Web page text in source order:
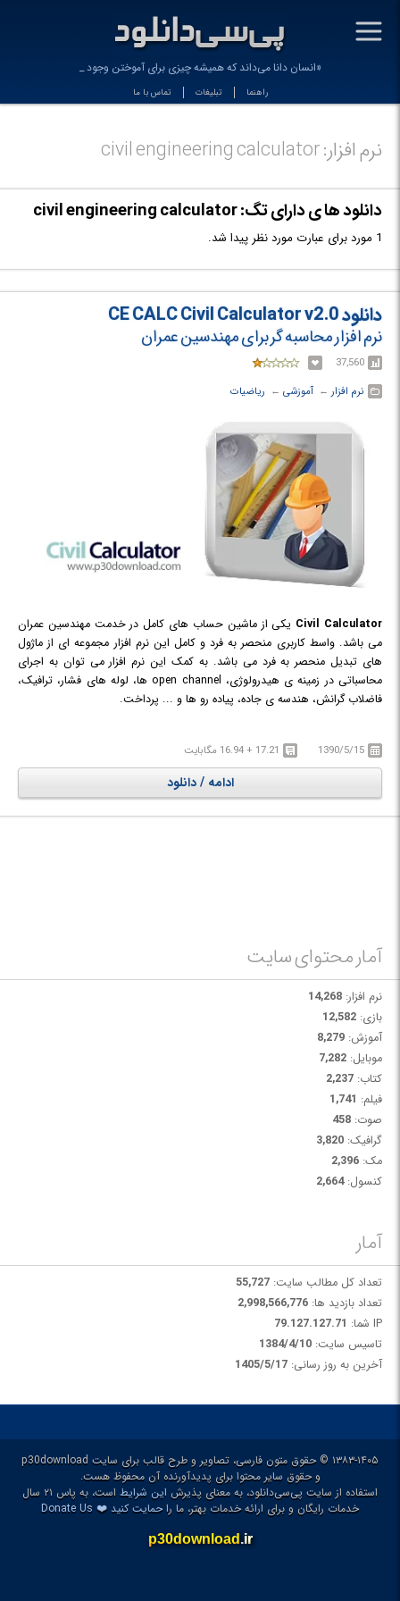
-
«انسان دانا می‌داند که همیشه چیزی برای آموختن وجود دا_
راهنما تبلیغات تماس با ما
نرم افزار: civil engineering calculator
دانلود ها ی دارای تگ: civil engineering calculator
1 مورد برای عبارت مورد نظر پیدا شد.
دانلود CE CALC Civil Calculator v2.0
نرم افزار محاسبه گر برای مهندسین عمران
37,560
نرم افزار ← ‏ آموزشی ← ‏ ریاضیات
Civil Calculator یکی از ماشین حساب های کامل در خدمت مهندسین عمران
می باشد. واسط کاربری منحصر به فرد و کامل این نرم افزار مجموعه ای از ماژول
های تبدیل منحصر به فرد می باشد. به کمک این نرم افزار می توان به اجرای
محاسباتی در زمینه ی هیدرولوژی، open channel ها، لوله های فشار، ترافیک،
فاضلاب گرانش، هندسه ی جاده، پیاده رو ها و ... پرداخت.
1390/5/15 17.21 + 16.94 مگابایت
ادامه / دانلود
آمار محتوای سایت
نرم افزار: 14,268
بازی: 12,582
آموزش: 8,279
موبایل: 7,282
کتاب: 2,237
فیلم: 1,741
صوت: 458
گرافیک: 3,820
مک: 2,396
کنسول:2,664
آمار
تعداد کل مطالب سایت: 55,727
تعداد بازدید ها: 2,998,566,776
IP شما:
79.127.127.71
تاسیس سایت: 1384/4/10
آخرین به روز رسانی: 1405/5/17
۱۳۸۳-۱۴۰۵ © حقوق متون فارسی، تصاویر و طرح قالب برای سایت p30download
و حقوق سایر محتوا برای پدیدآورنده آن محفوظ هست.
استفاده از سایت پی‌سی‌دانلود، به معنای پذیرش این شرایط
است، به پاس ۲۱ سال
خدمات رایگان و برای ارائه خدمات بهتر، ما راحمایت کنید ❤️
p30download